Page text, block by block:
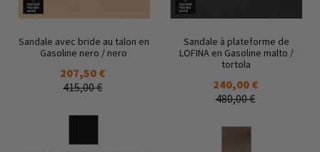
Sandale avec bride au talon en
Gasoline nero / nero
207,50 €
415,00 €
Sandale à plateforme de
LOFINA en Gasoline malto /
tortola
240,00 €
480,00 €